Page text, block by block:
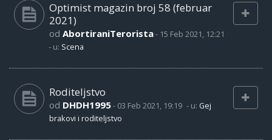
Optimist magazin broj 58 (februar
2021)
od AbortiraniTerorista- 15 Feb 2021, 12:21
- u: Scena
Roditeljstvo
od DHDH1995- 03 Feb 2021, 19:19 - u: Gej
brakovi i roditeljstvo